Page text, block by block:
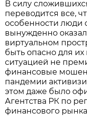
В силу
переводится все,
особенности люди
вынужденно
виртуальном
быть опасно для
ситуацией не
финансовые
пандемии
этом даже было
Агентства РК по
финансового